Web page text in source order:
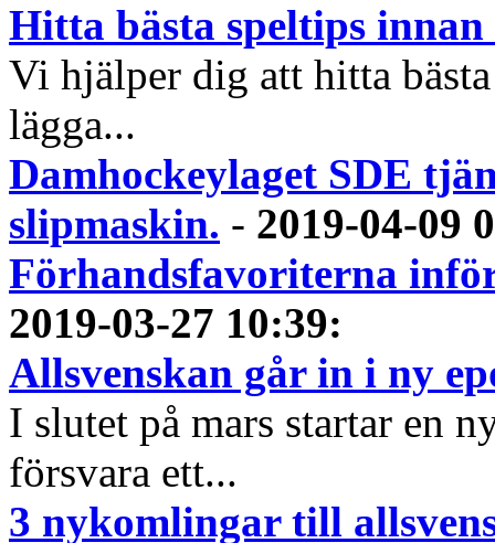
Hitta bästa speltips innan
Vi hjälper dig att hitta
lägga...
Damhockeylaget SDE
slipmaskin. - 2019-04-09
Förhandsfavoriterna
2019-03-27 10:39:
Allsvenskan går in i ny
I slutet på mars startar en
försvara ett...
3 nykomlingar till